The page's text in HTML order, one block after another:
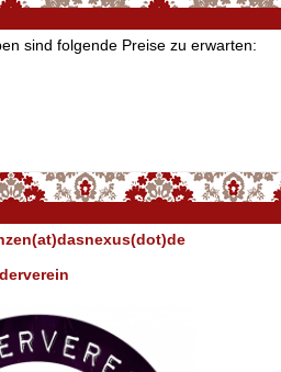
sind folgende Preise zu erwarten: